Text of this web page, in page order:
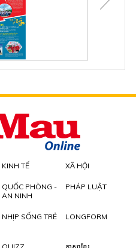
KINH TẾ XÃ HỘI
QUỐC PHÒNG -
AN NINH
PHÁP LUẬT
NHỊP SỐNG TRẺ LONGFORM